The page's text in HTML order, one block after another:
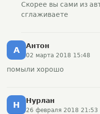
Скорее вы сами из
сглаживаете
А Антон
02 марта 2018 15:48
помыли хорошо
Н Нурлан
26 февраля 2018 21:53